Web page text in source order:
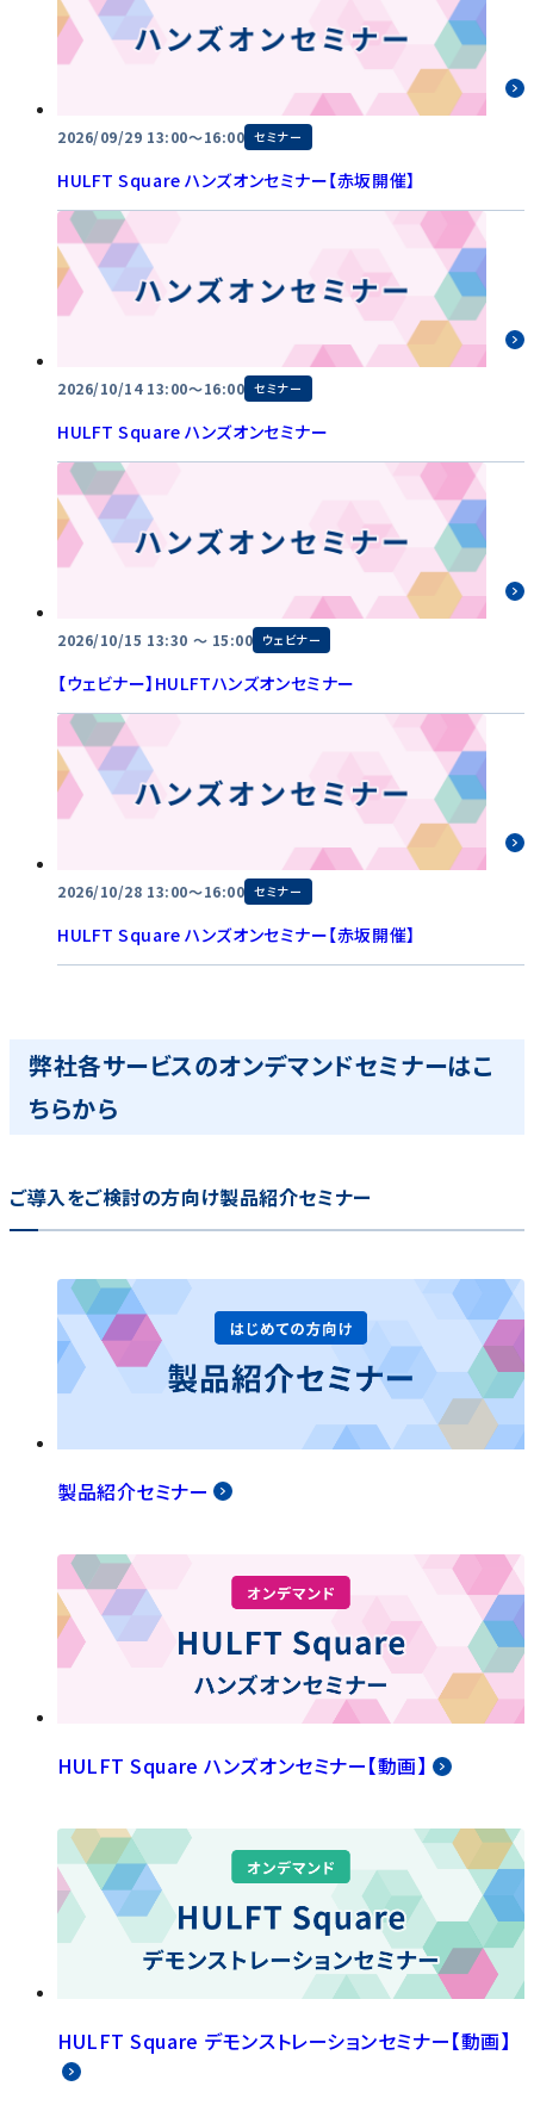
2026/09/29 13:00～16:00 セミナー
HULFT Square ハンズオンセミナー【赤坂開催】
2026/10/14 13:00～16:00 セミナー
HULFT Square ハンズオンセミナー
2026/10/15 13:30 〜 15:00 ウェビナー
【ウェビナー】HULFTハンズオンセミナー
2026/10/28 13:00～16:00 セミナー
HULFT Square ハンズオンセミナー【赤坂開催】
弊社各サービスのオンデマンドセミナーはこ
ちらから
ご導入をご検討の方向け製品紹介セミナー
製品紹介セミナー
HULFT Square ハンズオンセミナー【動画】
HULFT Square デモンストレーションセミナー【動画】